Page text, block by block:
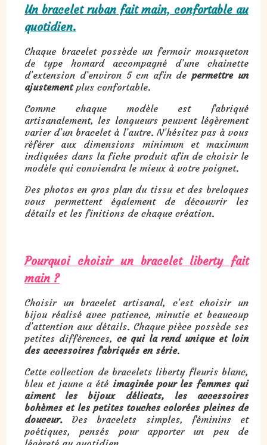
Un bracelet ruban fait main, confortable au
quotidien.
Chaque bracelet possède un fermoir mousqueton
de type homard accompagné d’une chainette
d’extension d’environ 5 cm afin de permettre un
ajustementplus confortable.
Comme chaque modèle est fabriqué
artisanalement, les longueurs peuvent légèrement
varier d’un bracelet à l’autre. N’hésitez pas à vous
référer aux dimensions minimum et maximum
indiquées dans la fiche produit afin de choisir le
modèle qui conviendra le mieux à votre poignet.
Des photos en gros plan du tissu et des breloques
vous permettent également de découvrir les
détails et les finitions de chaque création.
Pourquoi choisir un bracelet liberty fait
main ?
Choisir un bracelet artisanal, c’est choisir un
bijou réalisé avec patience, minutie et beaucoup
d’attention aux détails. Chaque pièce possède ses
petites différences, ce qui la rend unique et loin
des accessoires fabriqués en série.
Cette collection de bracelets liberty fleuris blanc,
bleu et jaune a été imaginée pour les femmes qui
aiment les bijoux délicats, les accessoires
bohèmes et les petites touches colorées pleines de
douceur. Des bracelets simples, féminins et
poétiques, pensés pour apporter un peu de